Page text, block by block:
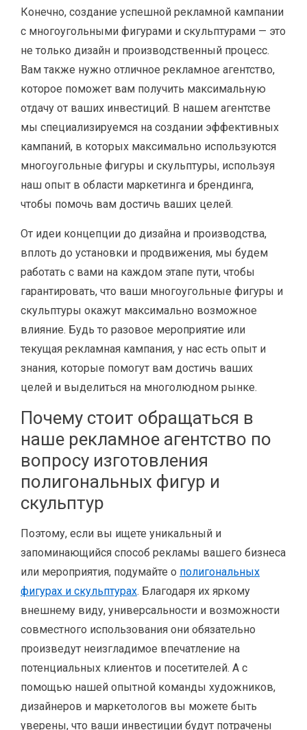
Конечно, создание успешной рекламной кампании
с многоугольными фигурами и скульптурами — это
не только дизайн и производственный процесс.
Вам также нужно отличное рекламное агентство,
которое поможет вам получить максимальную
отдачу от ваших инвестиций. В нашем агентстве
мы специализируемся на создании эффективных
кампаний, в которых максимально используются
многоугольные фигуры и скульптуры, используя
наш опыт в области маркетинга и брендинга,
чтобы помочь вам достичь ваших целей.
От идеи концепции до дизайна и производства,
вплоть до установки и продвижения, мы будем
работать с вами на каждом этапе пути, чтобы
гарантировать, что ваши многоугольные фигуры и
скульптуры окажут максимально возможное
влияние. Будь то разовое мероприятие или
текущая рекламная кампания, у нас есть опыт и
знания, которые помогут вам достичь ваших
целей и выделиться на многолюдном рынке.
Почему стоит обращаться в
наше рекламное агентство по
вопросу изготовления
полигональных фигур и
скульптур
Поэтому, если вы ищете уникальный и
запоминающийся способ рекламы вашего бизнеса
или мероприятия, подумайте о полигональных
фигурах и скульптурах. Благодаря их яркому
внешнему виду, универсальности и возможности
совместного использования они обязательно
произведут неизгладимое впечатление на
потенциальных клиентов и посетителей. А с
помощью нашей опытной команды художников,
дизайнеров и маркетологов вы можете быть
уверены, что ваши инвестиции будут потрачены